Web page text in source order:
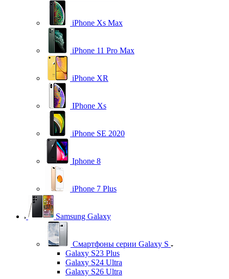
iPhone Xs Max
iPhone 11 Pro Max
iPhone XR
IPhone Xs
iPhone SE 2020
Iphone 8
iPhone 7 Plus
Samsung Galaxy
Смартфоны серии Galaxy S
Galaxy S23 Plus
Galaxy S24 Ultra
Galaxy S26 Ultra